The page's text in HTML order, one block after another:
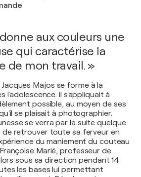
aux couleurs une
qui caractérise la
de mon travail. »
Majos se forme à la
l'adolescence. il s'appliquait à
possible, au moyen de ses
se plaisait à photographier.
se verra par la suite quelque
de retrouver toute sa ferveur en
du maniement du couteau
Marié, professeur de
sous sa direction pendant 14
les bases lui permettant